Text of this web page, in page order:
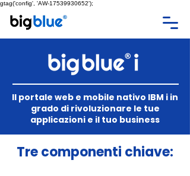
gtag('config', 'AW-17539930652');
Il portale web e mobile nativo IBM i in
grado di rivoluzionare le tue
applicazioni e il tuo business
Tre componenti chiave: